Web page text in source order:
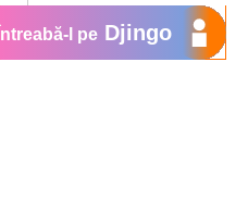
Întreabă-l pe Djingo